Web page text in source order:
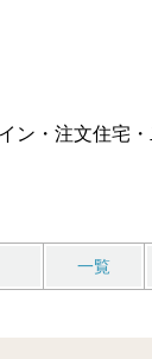
ン・注文住宅
一覧